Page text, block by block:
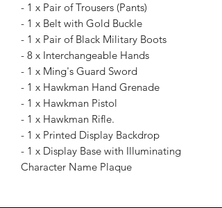
- 1 x Pair of Trousers (Pants)
- 1 x Belt with Gold Buckle
- 1 x Pair of Black Military Boots
- 8 x Interchangeable Hands
- 1 x Ming's Guard Sword
- 1 x Hawkman Hand Grenade
- 1 x Hawkman Pistol
- 1 x Hawkman Rifle.
- 1 x Printed Display Backdrop
- 1 x Display Base with Illuminating
Character Name Plaque